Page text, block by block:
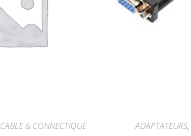
CABLE & CONNECTIQUE ADAPTATEURS,